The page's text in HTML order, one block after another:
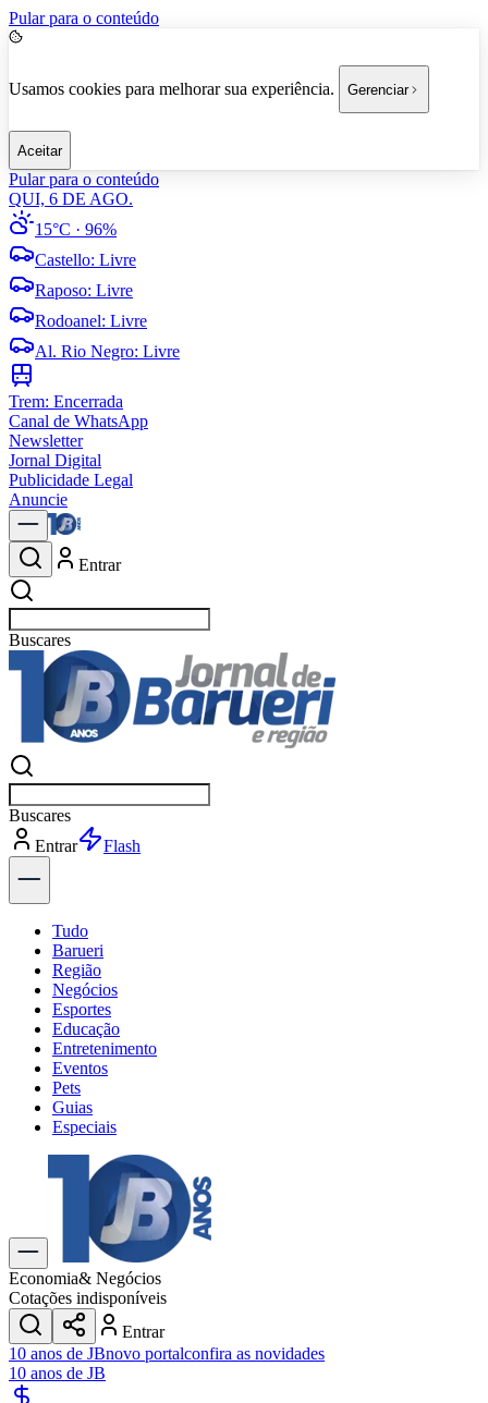
Pular para o conteúdo
Usamos cookies para melhorar sua experiência. Gerenciar
Aceitar
Pular para o conteúdo
QUI, 6 DE AGO.
15°C · 96%
Castello: Livre
Raposo: Livre
Rodoanel: Livre
Al. Rio Negro: Livre
Trem: Encerrada
Canal de WhatsApp
Newsletter
Jornal Digital
Publicidade Legal
Anuncie
Entrar
Buscar
Buscar
Entrar
Explorar
Tudo
Barueri
Região
Negócios
Esportes
Educação
Entretenimento
Eventos
Pets
Guias
Especiais
Explore Tudo
Últimas Notícias
Previsão do Tempo
Trânsito e Rotas
Dia a Dia & Lazer
Transportes
Gastronomia
Cinema & Shows
JogosNovo
Para Sua Empresa
Economia& Negócios
Cotações indisponíveis
Entrar
10 anos de JBnovo portalconfira as novidades
10 anos de JB